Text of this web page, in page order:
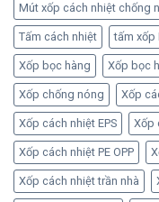
Mút xốp cách nhiệt chống
Tấm cách nhiệt tấm xốp
Xốp bọc hàng Xốp bọc
Xốp chống nóng Xốp
Xốp cách nhiệt EPS Xốp
Xốp cách nhiệt PE OPP
Xốp cách nhiệt trần nhà